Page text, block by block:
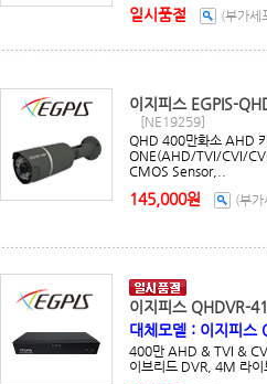
일시품절 (부가세
이지피스 EGPIS-
[NE19259]
QHD 400만화소 AHD
ONE(AHD/TVI/CVI/
CMOS Sensor,..
145,000원 (부가
이지피스 QHDVR-
대체모델 : 이지피
400만 AHD & TVI &
이브리드 DVR, 4M 라